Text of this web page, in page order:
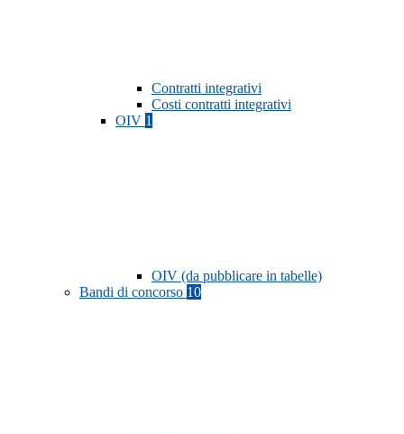
Contratti integrativi
Costi contratti integrativi
OIV 1
OIV (da pubblicare in tabelle)
Bandi di concorso 10